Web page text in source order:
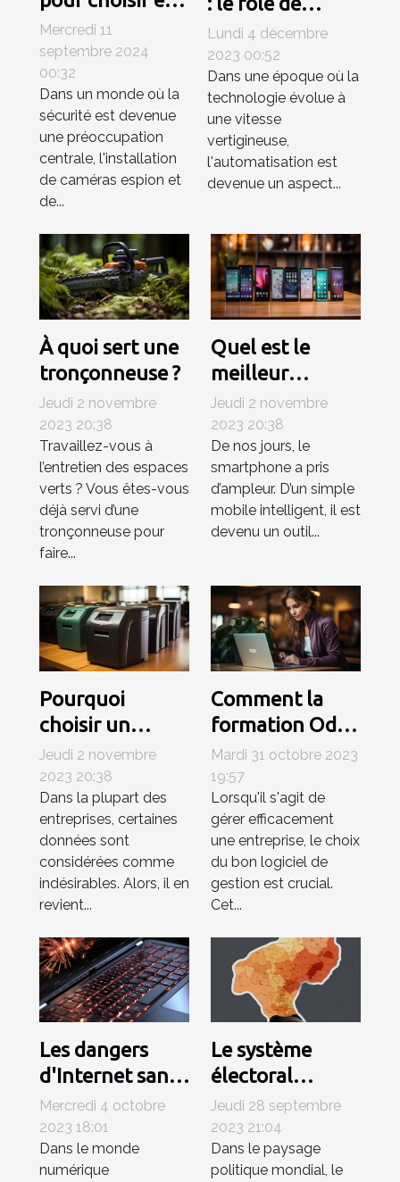
installer des
caméras espion
et des systèmes
de surveillance
Mercredi 11
septembre 2024
00:32
Dans un monde où la
sécurité est devenue
une préoccupation
centrale, l'installation
de caméras espion et
de...
l'automatisation
dans le futur du
travail
Lundi 4 décembre
2023 00:52
Dans une époque où la
technologie évolue à
une vitesse
vertigineuse,
l'automatisation est
devenue un aspect...
À quoi sert une
tronçonneuse ?
Jeudi 2 novembre
2023 20:38
Travaillez-vous à
l’entretien des espaces
verts ? Vous êtes-vous
déjà servi d’une
tronçonneuse pour
faire...
Quel est le
meilleur
smartphone en
janvier 2021 ?
Jeudi 2 novembre
2023 20:38
De nos jours, le
smartphone a pris
d’ampleur. D’un simple
mobile intelligent, il est
devenu un outil...
Pourquoi
choisir un
destructeur de
documents
pour la
surpression des
documents ?
Jeudi 2 novembre
2023 20:38
Dans la plupart des
entreprises, certaines
données sont
considérées comme
indésirables. Alors, il en
revient...
Comment la
formation Odoo
ERP peut
améliorer votre
entreprise
Mardi 31 octobre 2023
19:57
Lorsqu'il s'agit de
gérer efficacement
une entreprise, le choix
du bon logiciel de
gestion est crucial.
Cet...
Les dangers
d'Internet sans
antivirus:
comprendre les
risques
Mercredi 4 octobre
2023 18:01
Dans le monde
numérique
Le système
électoral
français: une
analyse
approfondie
Jeudi 28 septembre
2023 21:04
Dans le paysage
politique mondial, le